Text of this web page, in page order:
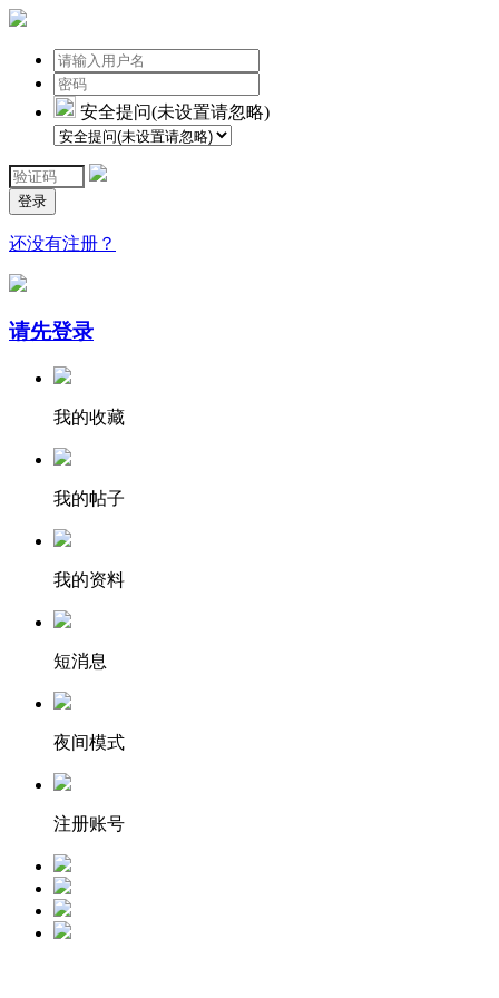
安全提问(未设置请忽略)
登录
还没有注册？
请先登录
我的收藏
我的帖子
我的资料
短消息
夜间模式
注册账号